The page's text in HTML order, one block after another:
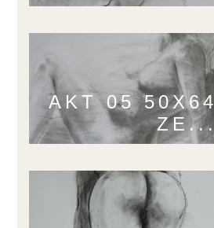
AKT 05 50X64
ZE...